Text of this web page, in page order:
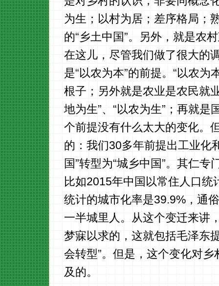
是对乡村的认识，非要同概念
为生；以村为居；差序格局；
的“乡土中国”。另外，就是农
在这儿，尽管我们做了很大的
是“以农为本”的前提。“以农
根子；另外就是农业是农民就
地为生”、“以农为生”；再就
个前提没有什么太大的变化。
的：我们30多年前提出工业化
国”转型为“城乡中国”。其仁
比如2015年中国以常住人口
统计的城市化率是39.9%，通
一半城里人。从这个变迁来讲
梦寐以求的，这就包括毛泽东
会转型”。但是，这个变化对
及的。